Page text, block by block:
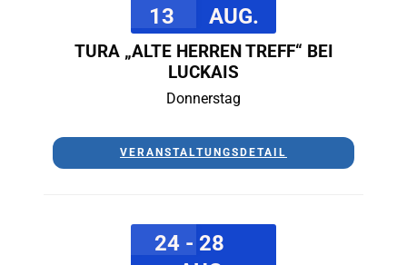
13 AUG.
TURA „ALTE HERREN TREFF“ BEI
LUCKAIS
Donnerstag
VERANSTALTUNGSDETAIL
24 - 28